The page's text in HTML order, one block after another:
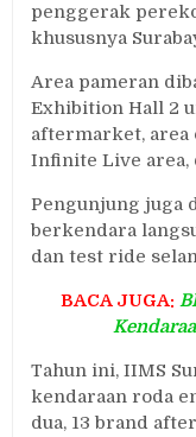
penggerak
khususnya
Area pameran
Exhibition Hall 2
aftermarket,
Infinite Live area,
Pengunjung juga
berkendara
dan test ride
BACA JUGA:
Tahun ini, IIMS
kendaraan roda
dua, 13 brand